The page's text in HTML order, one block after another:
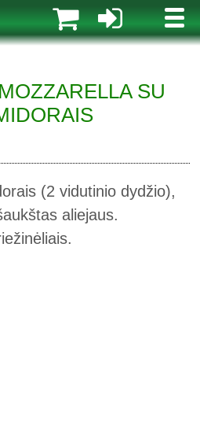
MENIU
SU
(2 vidutinio dydžio),
aliejaus.